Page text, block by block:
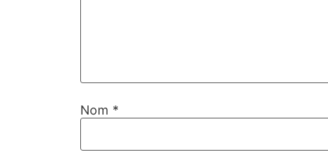
Nom *